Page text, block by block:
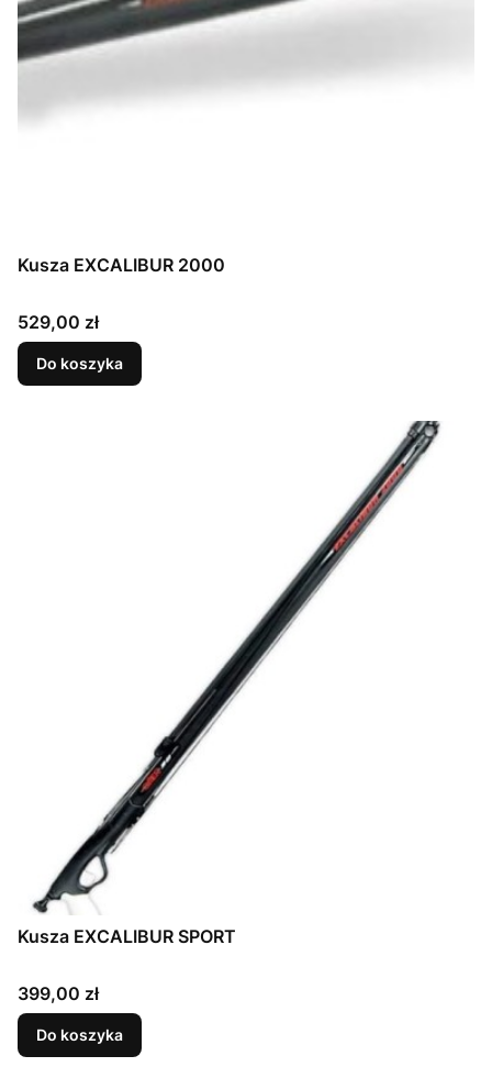
Kusza EXCALIBUR 2000
Cena
529,00 zł
Do koszyka
Kusza EXCALIBUR SPORT
Cena
399,00 zł
Do koszyka